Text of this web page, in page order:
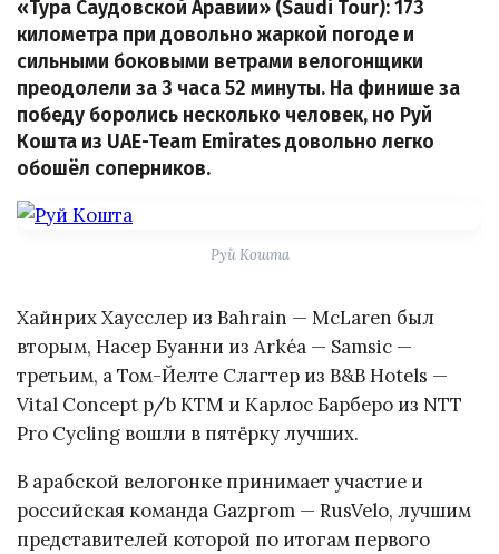
«Тура Саудовской Аравии» (Saudi Tour): 173
километра при довольно жаркой погоде и
сильными боковыми ветрами велогонщики
преодолели за 3 часа 52 минуты. На финише за
победу боролись несколько человек, но Руй
Кошта из UAE-Team Emirates довольно легко
обошёл соперников.
Руй Кошта
Хайнрих Хаусслер из Bahrain — McLaren был
вторым, Насер Буанни из Arkéa — Samsic —
третьим, а Том-Йелте Слагтер из B&B Hotels —
Vital Concept p/b KTM и Карлос Барберо из NTT
Pro Cycling вошли в пятёрку лучших.
В арабской велогонке принимает участие и
российская команда Gazprom — RusVelo, лучшим
представителей которой по итогам первого